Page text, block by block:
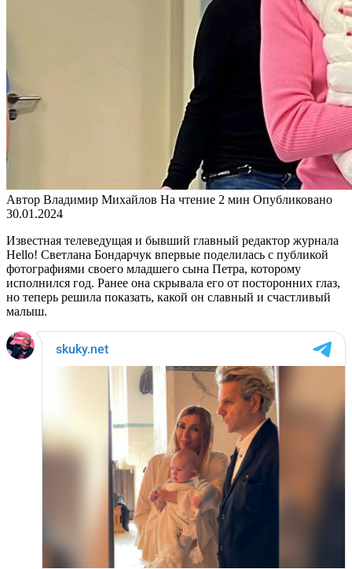
Автор Владимир Михайлов На чтение 2 мин Опубликовано
30.01.2024
Известная телеведущая и бывший главный редактор журнала
Hello! Светлана Бондарчук впервые поделилась с публикой
фотографиями своего младшего сына Петра, которому
исполнился год. Ранее она скрывала его от посторонних глаз,
но теперь решила показать, какой он славный и счастливый
малыш.